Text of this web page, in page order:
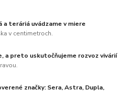
a teráriá uvádzame v miere
v centimetroch.
a preto uskutočňujeme rozvoz vivárií
značky: Sera, Astra, Dupla,